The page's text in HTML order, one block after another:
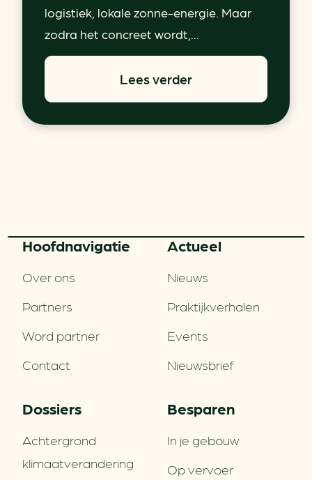
logistiek, lokale zonne-energie. Maar
zodra het concreet wordt,...
Lees verder
Hoofd­navigatie
Over ons
Partners
Word partner
Contact
Actueel
Nieuws
Praktijkverhalen
Events
Nieuwsbrief
Dossiers
Achtergrond
klimaatverandering
Besparen
In je gebouw
Op vervoer